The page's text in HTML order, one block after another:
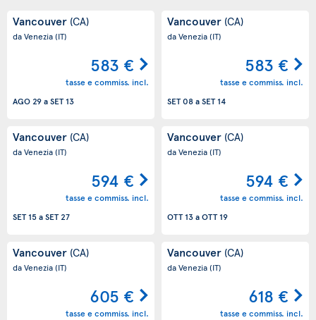
Vancouver (CA)
da Venezia(IT)
583 €
tasse e commiss. incl.
AGO 29aSET 13
Vancouver (CA)
da Venezia(IT)
583 €
tasse e commiss. incl.
SET 08aSET 14
Vancouver (CA)
da Venezia(IT)
594 €
tasse e commiss. incl.
SET 15aSET 27
Vancouver (CA)
da Venezia(IT)
594 €
tasse e commiss. incl.
OTT 13aOTT 19
Vancouver (CA)
da Venezia(IT)
605 €
tasse e commiss. incl.
Vancouver (CA)
da Venezia(IT)
618 €
tasse e commiss. incl.